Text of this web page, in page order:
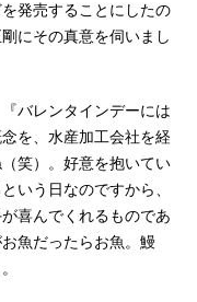
発売することにしたの
にその真意を伺いまし
バレンタインデーには
を、水産加工会社を経
笑）。好意を抱いてい
いう日なのですから、
喜んでくれるものであ
魚だったらお魚。鰻